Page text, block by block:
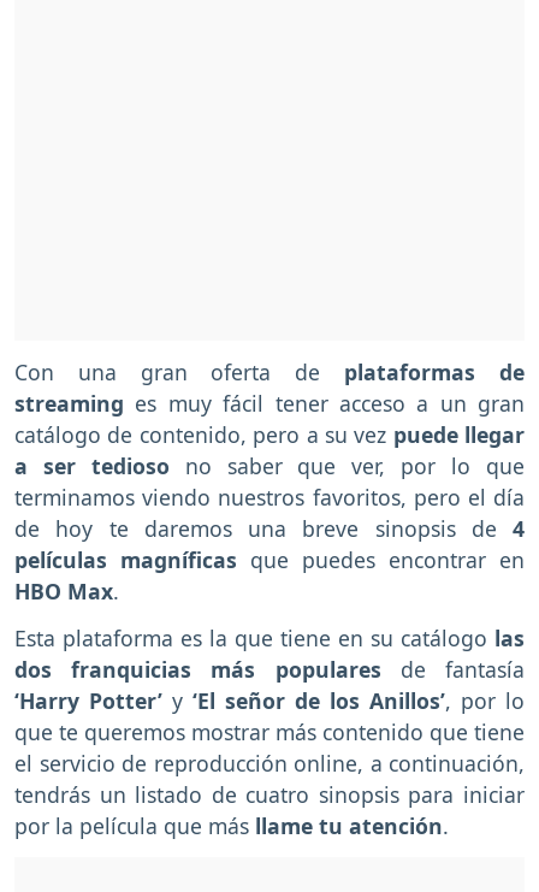
Con una gran oferta de plataformas de
streaming es muy fácil tener acceso a un gran
catálogo de contenido, pero a su vez puede llegar
a ser tedioso no saber que ver, por lo que
terminamos viendo nuestros favoritos, pero el día
de hoy te daremos una breve sinopsis de 4
películas magníficas que puedes encontrar en
HBO Max.
Esta plataforma es la que tiene en su catálogo las
dos franquicias más populares de fantasía
‘Harry Potter’ y ‘El señor de los Anillos’, por lo
que te queremos mostrar más contenido que tiene
el servicio de reproducción online, a continuación,
tendrás un listado de cuatro sinopsis para iniciar
por la película que más llame tu atención.